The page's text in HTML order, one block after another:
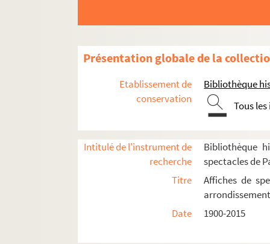
Présentation globale de la
Etablissement de
conservation
Bibliothèque
Tous
Intitulé de l'instrument de
recherche
Bibliothèque
spectacles de
Titre
Affiches de
Date
1900-2015
Théâtre de la Huchette
Théâtre Le Kaléidoscope
Théâtre de Lutèce
Théâtre Mouffetard
Théâtre des Noctambules
Théâtre de l’Ombre qui roule
Théâtre du Quartier latin
Théâtre de la rue d’Ulm
Théâtre Saint-Médard
Théâtre de la Vieille Grille